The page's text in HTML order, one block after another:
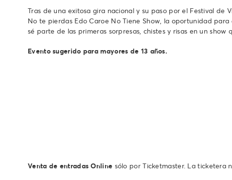
Tras de una exitosa gira nacional y su paso por el Festival
No te pierdas Edo Caroe No Tiene Show, la oportunidad
sé parte de las primeras sorpresas, chistes y risas en un show
Evento sugerido para mayores de 13 años.
Venta de entradas Online sólo por Ticketmaster. La ticketera